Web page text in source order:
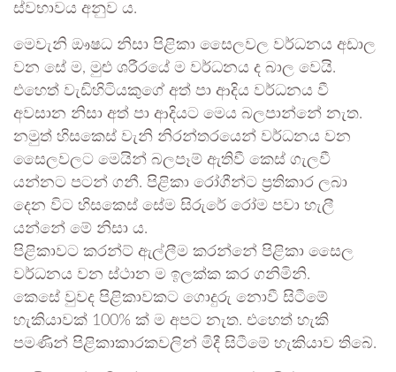
ස්වභාවය අනුව ය.
මෙවැනි ඖෂධ නිසා පිළිකා සෛලවල වර්ධනය අඩාල
වන සේ ම, මුළු ශරීරයේ ම වර්ධනය ද බාල වෙයි.
එහෙත් වැඩිහිටියකුගේ අත් පා ආදිය වර්ධනය වී
අවසාන නිසා අත් පා ආදියට මෙය බලපාන්නේ නැත.
නමුත් හිසකෙස් වැනි නිරන්තරයෙන් වර්ධනය වන
සෛලවලට මෙයින් බලපෑම් ඇතිවී කෙස් ගැලවී
යන්නට පටන් ගනී. පිළිකා රෝගීන්ට ප්‍රතිකාර ලබා
දෙන විට හිසකෙස් සේම සිරුරේ රෝම පවා හැලී
යන්නේ මේ නිසා ය.
පිළිකාවට කරන්ට් ඇල්ලීම කරන්නේ පිළිකා සෛල
වර්ධනය වන ස්ථාන ම ඉලක්ක කර ගනිමිනි.
කෙසේ වුවද පිළිකාවකට ගොදුරු නොවී සිටීමේ
හැකියාවක් 100% ක් ම අපට නැත. එහෙත් හැකි
පමණින් පිළිකාකාරකවලින් මිදී සිටීමේ හැකියාව තිබේ.